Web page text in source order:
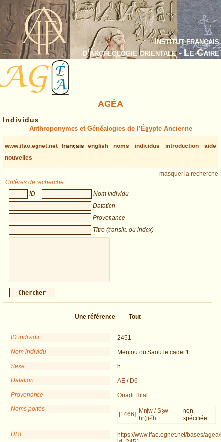
Institut français
d’archéologie orientale - Le Caire
AGÉA
Individus
Anthroponymes et Généalogies de l’Égypte Ancienne
www.ifao.egnet.net français english noms individus introduction
aide
nouvelles
masquer la recherche
Critères de recherche
ID
Nom individu
Datation
Provenance
Titre (translit. ou index)
Une référence Tout
ID individu
2451
Nom individu
Meniou ou Saou le cadet 1
Sexe
h
Datation
AE / D6
Provenance
Ouadi Hilal
Noms portés
[1466]
Mnjw / Sȝw
ḥr(j)-ỉb
non
spécifiée
URL
https://www.ifao.egnet.net/bases/